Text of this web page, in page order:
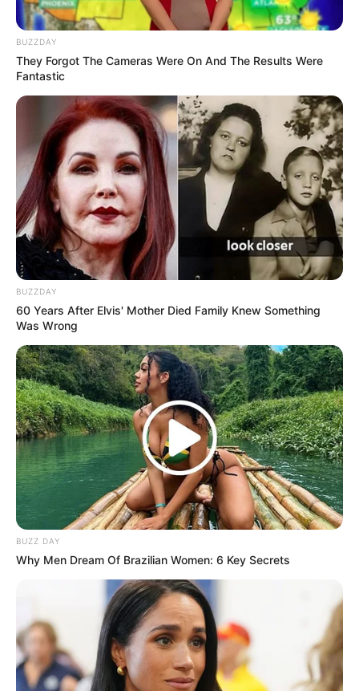
memasukkannya sebagai salah satu dari lima kuliner khas
Indonesia bersama dengan nasi goreng, soto, gado-gado, dan sate.
TAGS #KULINER KHAS MINANGKABAU RENDANG
BUZZDAY
They Forgot The Cameras Were On And The Results Were
Fantastic
BUZZDAY
60 Years After Elvis' Mother Died Family Knew Something
Was Wrong
BUZZ DAY
Why Men Dream Of Brazilian Women: 6 Key Secrets